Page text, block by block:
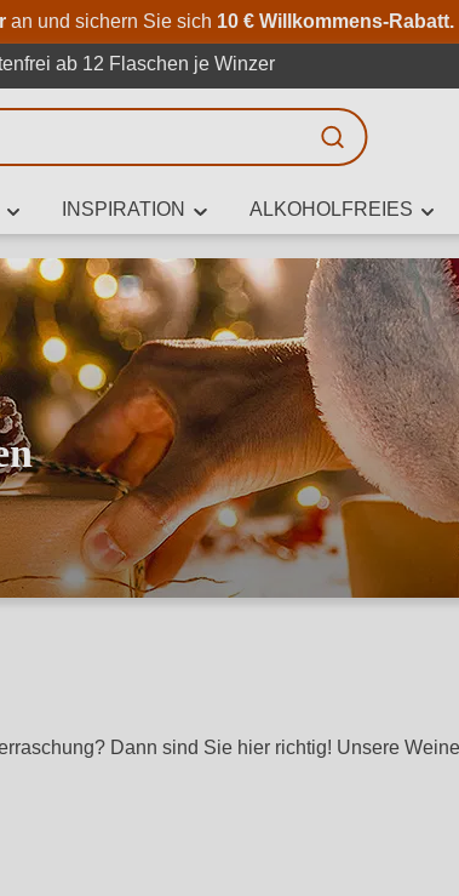
Zum Hauptinhalt springen
Zur Suche springen
Zur Hauptnavigation springen
an und sichern Sie sich 10 € Willkommens-Rabatt.
ab 12 Flaschen je Winzer
INSPIRATION ALKOHOLFREIES
Dann sind Sie hier richtig! Unsere
Erweiterte Suche
suchen – ob nach Geschmack, Anlass, Weinnamen,
Winzer oder anderen Kriterien.